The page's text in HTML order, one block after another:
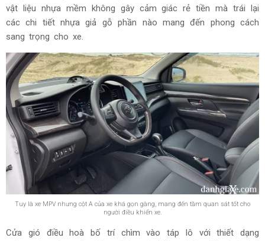
vật liệu nhựa mềm không gây cảm giác rẻ tiền mà trái lại
các chi tiết nhựa giả gỗ phần nào mang đến phong cách
sang trọng cho xe.
Tuy là xe MPV nhưng cột A của xe khá gọn gàng, mang đến tầm quan sát tốt cho
người điều khiển xe.
Cửa gió điều hoà bố trí chìm vào táp lô với thiết dạng